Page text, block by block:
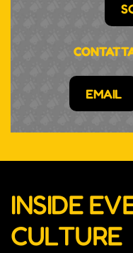
EMAIL
INSIDE
CULTURE